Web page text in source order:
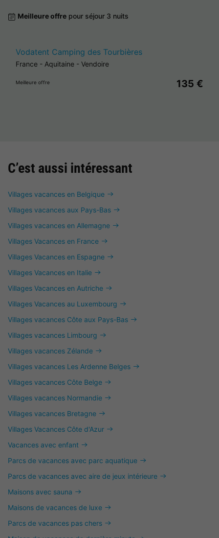
Meilleure offre pour séjour 3 nuits
Vodatent Camping des Tourbières
France - Aquitaine - Vendoire
Meilleure offre 135 €
C’est aussi intéressant
Villages vacances en Belgique
Villages vacances aux Pays-Bas
Villages vacances en Allemagne
Villages Vacances en France
Villages Vacances en Espagne
Villages Vacances en Italie
Villages Vacances en Autriche
Villages Vacances au Luxembourg
Villages vacances Côte aux Pays-Bas
Villages vacances Limbourg
Villages vacances Zélande
Villages vacances Les Ardenne Belges
Villages vacances Côte Belge
Villages vacances Normandie
Villages vacances Bretagne
Villages Vacances Côte d'Azur
Vacances avec enfant
Parcs de vacances avec parc aquatique
Parcs de vacances avec aire de jeux intérieure
Maisons avec sauna
Maisons de vacances de luxe
Parcs de vacances pas chers